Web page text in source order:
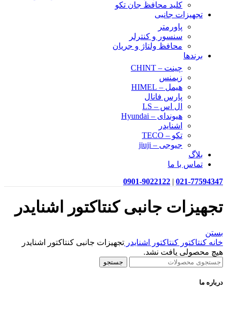
کلید محافظ جان تکو
تجهیزات جانبی
پاورمتر
سنسور و کنترلر
محافظ ولتاژ و‌ جریان
برندها
چینت – CHINT
زیمنس
هیمل – HIMEL
پارس فانال
ال اس – LS
هیوندای – Hyundai
اشنایدر
تکو – TECO
جیوجی – jiuji
بلاگ
تماس با ما
021-77594347
|
0901-9022122
تجهیزات جانبی کنتاکتور اشنایدر
بستن
خانه کنتاکتور کنتاکتور اشنایدر تجهیزات جانبی کنتاکتور اشنایدر
هیچ محصولی یافت نشد.
جستجو
درباره ما